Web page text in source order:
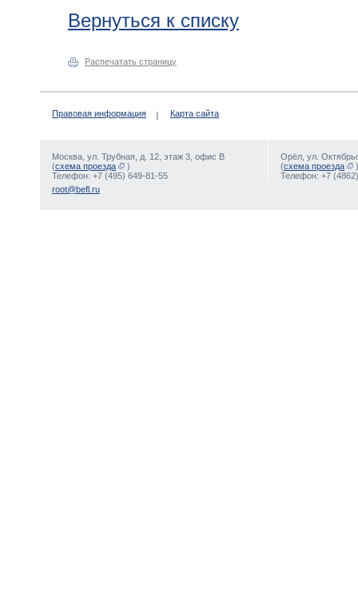
Вернуться к списку
Распечатать страницу
Правовая информация Карта сайта
Москва, ул. Трубная, д. 12, этаж 3, офис В
(схема проезда
)
Телефон: +7 (495) 649-81-55
Орёл, ул.
(схема проезда
)
Телефон: +7
root@befl.ru